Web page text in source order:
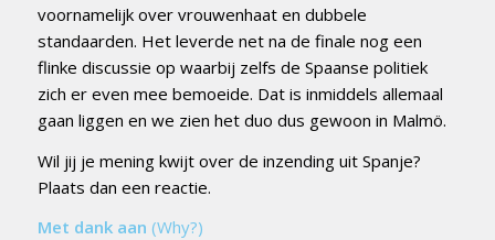
voornamelijk over vrouwenhaat en dubbele
standaarden. Het leverde net na de finale nog een
flinke discussie op waarbij zelfs de Spaanse politiek
zich er even mee bemoeide. Dat is inmiddels allemaal
gaan liggen en we zien het duo dus gewoon in Malmö.
Wil jij je mening kwijt over de inzending uit Spanje?
Plaats dan een reactie.
Met dank aan (Why?)